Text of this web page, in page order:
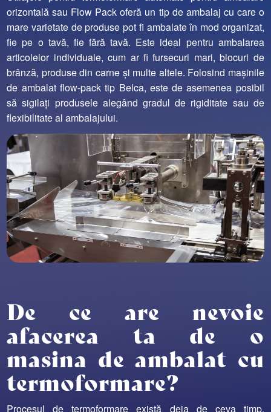
orizontală sau Flow Pack oferă un tip de ambalaj cu care o
mare varietate de produse pot fi ambalate în mod organizat,
fie pe o tavă, fie fără tavă. Este ideal pentru ambalarea
articolelor individuale, cum ar fi fursecuri mari, blocuri de
brânză, produse din carne și multe altele. Folosind mașinile
de ambalat flow-pack tip Belca, este de asemenea posibil
să sigilați produsele alegând gradul de rigiditate sau de
flexibilitate al ambalajului.
De ce are nevoie
afacerea ta de o
masina de ambalat cu
termoformare?
Procesul de termoformare există deja de ceva timp.